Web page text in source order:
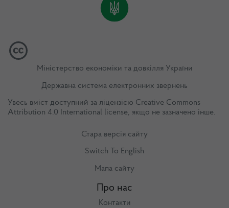
Міністерство економіки та довкілля України
Державна система електронних звернень
Увесь вміст доступний за ліцензією Creative Commons
Attribution 4.0 International license, якщо не зазначено інше.
Стара версія сайту
Switch To English
Мапа сайту
Про нас
Контакти